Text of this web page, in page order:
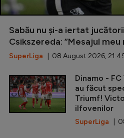
Sabău nu și-a iertat
Csikszereda: ”Mesajul
SuperLiga | 08 August 2026,
Dinamo -
au făcut
Triumf!
ilfovenilor
SuperLiga |